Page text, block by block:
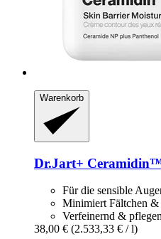
Warenkorb
Dr.Jart+
Für die sensible
Minimiert Fältchen
Verfeinernd &
38,00 € (2.533,33 € / l)